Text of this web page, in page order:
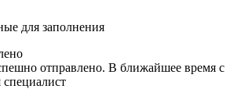
для заполнения
отправлено. В ближайшее время с